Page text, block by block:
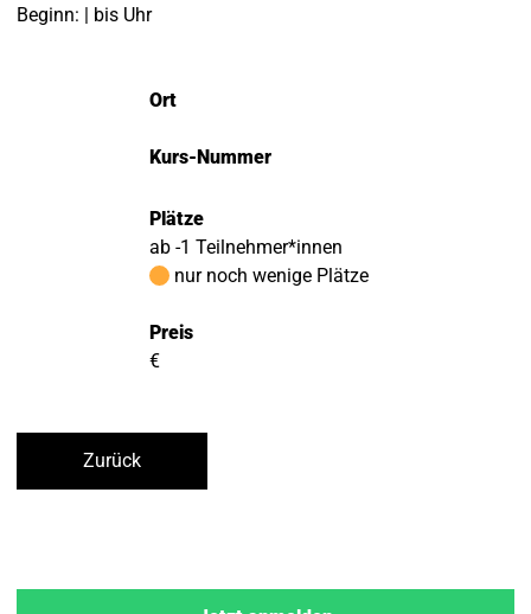
Beginn: | bis Uhr
Ort
Kurs-Nummer
Plätze
ab -1 Teilnehmer*innen
nur noch wenige Plätze
Preis
€
Zurück